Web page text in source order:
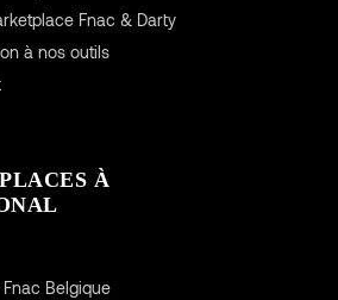
Fnac & Darty
à nos outils
À
Belgique